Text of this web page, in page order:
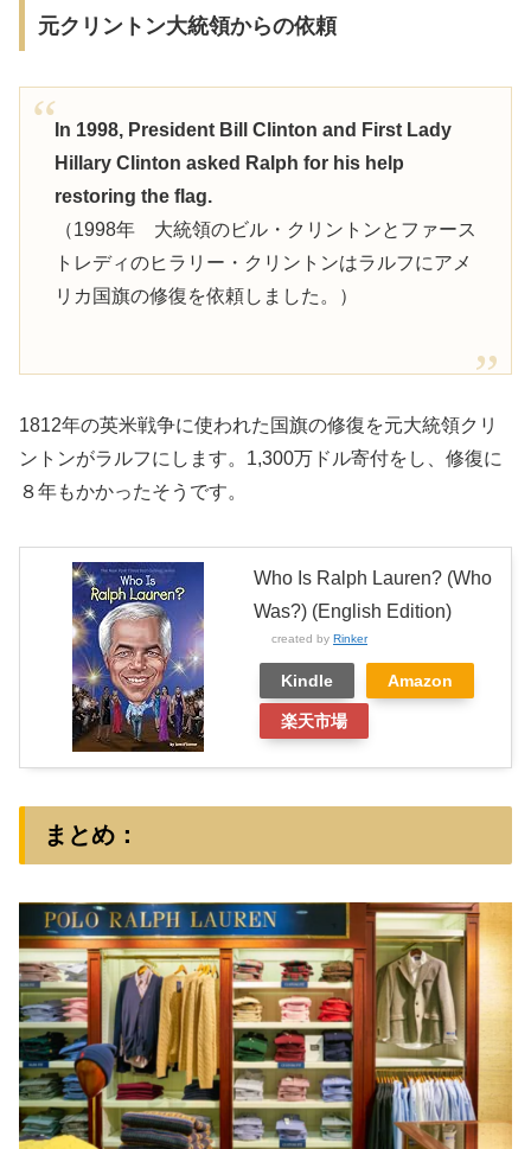
元クリントン大統領からの依頼
In 1998, President Bill Clinton and First Lady
Hillary Clinton asked Ralph for his help
restoring the flag.
（1998年 大統領のビル・クリントンとファース
トレディのヒラリー・クリントンはラルフにアメ
リカ国旗の修復を依頼しました。）
1812年の英米戦争に使われた国旗の修復を元大統領クリ
ントンがラルフにします。1,300万ドル寄付をし、修復に
８年もかかったそうです。
Who Is Ralph Lauren? (Who
Was?) (English Edition)
created by Rinker
Kindle Amazon
楽天市場
まとめ：